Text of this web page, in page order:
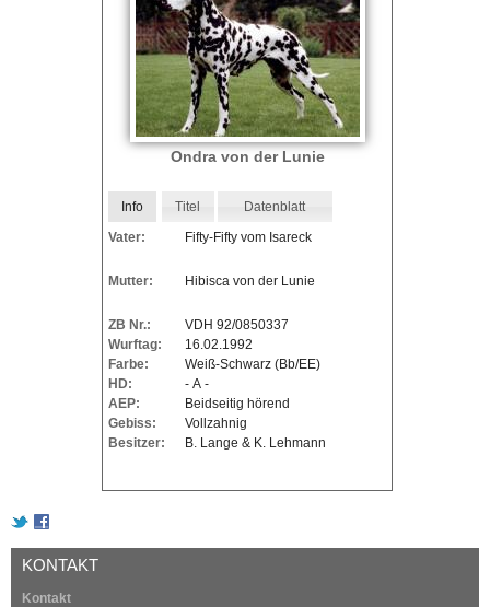
h
Ondra von der Lunie
Info Titel Datenblatt
Vater: Fifty-Fifty vom Isareck
Mutter: Hibisca von der Lunie
ZB Nr.:
VDH 92/0850337
Wurftag:
16.02.1992
Farbe:
Weiß-Schwarz (Bb/EE)
HD:
- A -
AEP:
Beidseitig hörend
Gebiss:
Vollzahnig
Besitzer:
B. Lange & K. Lehmann
KONTAKT
Kontakt